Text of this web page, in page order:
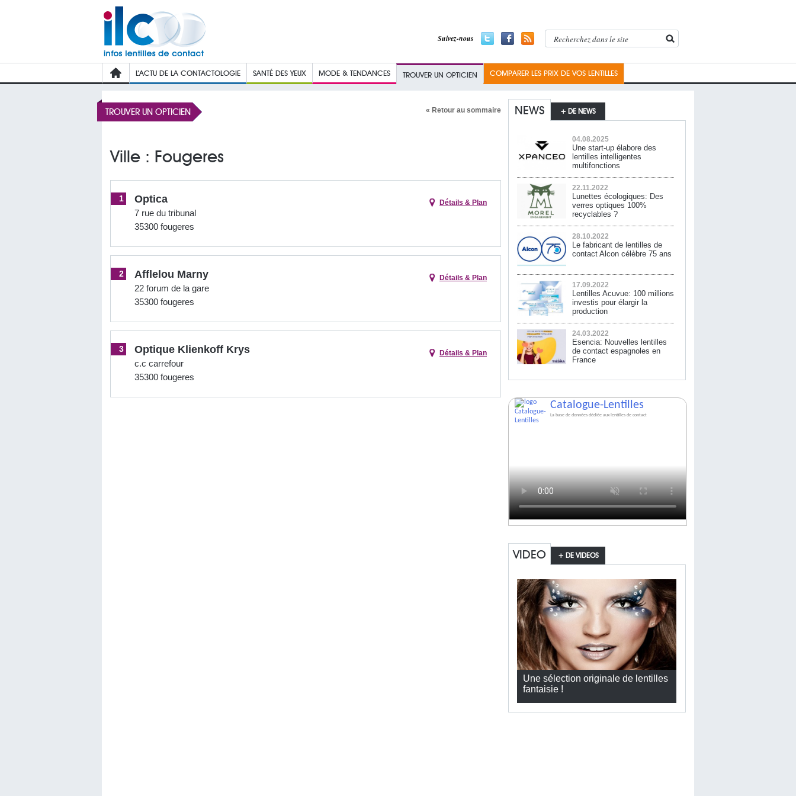
Suivez-nous
L’ACTU DE LA CONTACTOLOGIE SANTÉ DES YEUX MODE & TENDANCES TROUVER UN OPTICIEN COMPARER LES PRIX DE VOS LENTILLES
TROUVER UN OPTICIEN « Retour au sommaire
Ville : Fougeres
1 Optica
7 rue du tribunal
35300 fougeres
Détails & Plan
2 Afflelou Marny
22 forum de la gare
35300 fougeres
Détails & Plan
3 Optique Klienkoff Krys
c.c carrefour
35300 fougeres
Détails & Plan
NEWS + DE NEWS
04.08.2025
Une start-up élabore des
lentilles intelligentes
multifonctions
22.11.2022
Lunettes écologiques: Des
verres optiques 100%
recyclables ?
28.10.2022
Le fabricant de lentilles de
contact Alcon célèbre 75 ans
17.09.2022
Lentilles Acuvue: 100 millions
investis pour élargir la
production
24.03.2022
Esencia: Nouvelles lentilles
de contact espagnoles en
France
Catalogue-Lentilles
La base de données dédiée aux lentilles de contact
VIDEO + DE VIDEOS
Une sélection originale de lentilles
fantaisie !